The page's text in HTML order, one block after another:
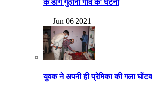
के डांग गुठीना गांव की घटना
— Jun 06 2021
युवक ने अपनी ही प्रेमिका की गला